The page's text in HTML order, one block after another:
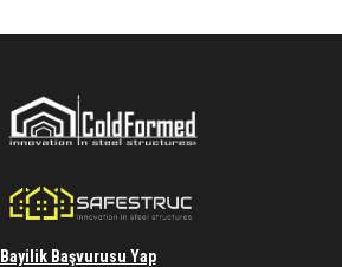
Bayilik Başvurusu Yap